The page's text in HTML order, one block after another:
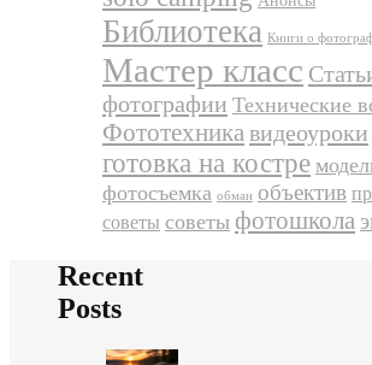
Библиотека Книги о
Мастер класс
фотографии Технические
Фототехникавидеоуроки
готовка на костре
фотосъемка обман объектив
советы советы фотошкола
Recent
Posts